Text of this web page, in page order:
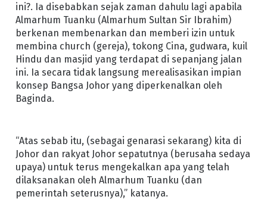
ini?. Ia disebabkan sejak zaman dahulu lagi apabila
Almarhum Tuanku (Almarhum Sultan Sir Ibrahim)
berkenan membenarkan dan memberi izin untuk
membina church (gereja), tokong Cina, gudwara, kuil
Hindu dan masjid yang terdapat di sepanjang jalan
ini. Ia secara tidak langsung merealisasikan impian
konsep Bangsa Johor yang diperkenalkan oleh
Baginda.
“Atas sebab itu, (sebagai genarasi sekarang) kita di
Johor dan rakyat Johor sepatutnya (berusaha sedaya
upaya) untuk terus mengekalkan apa yang telah
dilaksanakan oleh Almarhum Tuanku (dan
pemerintah seterusnya),” katanya.